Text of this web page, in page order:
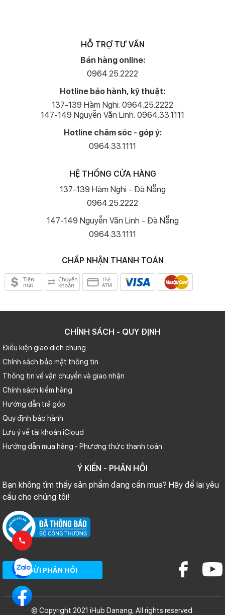
HỖ TRỢ TƯ VẤN
Bán hàng online:
0964.25.2222
Hotline bảo hành, kỹ thuật:
137-139 Hàm Nghi: 0964.25.2222
147-149 Nguyễn Văn Linh: 0964.33.1111
Hotline chăm sóc - góp ý:
0964.33.1111
HỆ THỐNG CỬA HÀNG
137-139 Hàm Nghi - Đà Nẵng
0964.25.2222
147-149 Nguyễn Văn Linh - Đà Nẵng
0964.33.1111
CHẤP NHẬN THANH TOÁN
CHÍNH SÁCH - QUY ĐỊNH
Điều kiện giao dịch chung
Chính sách bảo mật thông tin
Thông tin về vận chuyển và giao nhận
Chính sách kiểm hàng
Hướng dẫn trả góp
Quy định bảo hành
Lưu ý về tài khoản iCloud
Hướng dẫn mua hàng - Phương thức thanh toán
Ý KIẾN - PHẢN HỒI
Bạn không tìm thấy sản phẩm đang cần mua? Hãy để lại yêu
cầu cho chúng tôi!
GỬI PHẢN HỒI
© Copyright 2021 iHub Danang, All rights reserved.